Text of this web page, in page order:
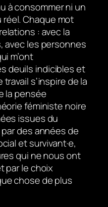
à consommer ni un
Chaque mot
: avec la
avec les personnes
m’ont
deuils indicibles et
s’inspire de la
la pensée
féministe noire
issues du
des années de
et survivant·e,
qui ne nous ont
par le choix
chose de plus